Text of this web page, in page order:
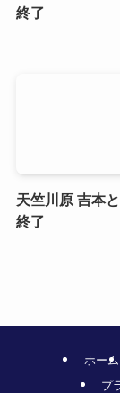
終了
天竺川原 吉本
終了
ホーム
プ